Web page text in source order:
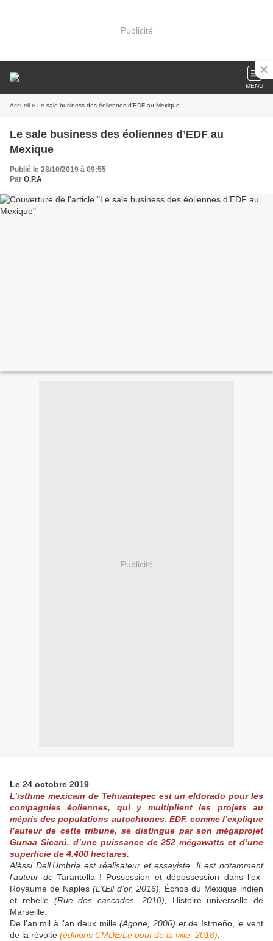
Publicité
MENU
Accueil » Le sale business des éoliennes d’EDF au Mexique
Le sale business des éoliennes d’EDF au
Mexique
Publié le 28/10/2019 à 09:55
Par O.P.A
Publicité
Le 24 octobre 2019
L’isthme mexicain de Tehuantepec est un eldorado pour les
compagnies éoliennes, qui y multiplient les projets au
mépris des populations autochtones. EDF, comme l’explique
l’auteur de cette tribune, se distingue par son mégaprojet
Gunaa Sicarú, d’une puissance de 252 mégawatts et d’une
superficie de 4.400 hectares.
Alèssi Dell’Umbria est réalisateur et essayiste. Il est notamment
l’auteur deTarantella ! Possession et dépossession dans l’ex-
Royaume de Naples (L’Œil d’or, 2016),
Échos du Mexique indien
et rebelle (Rue des cascades, 2010),
Histoire universelle de
Marseille.
De l’an mil à l’an deux mille(Agone, 2006) et de Istmeño, le vent
de la révolte (éditions CMDE/Le bout de la ville, 2018)